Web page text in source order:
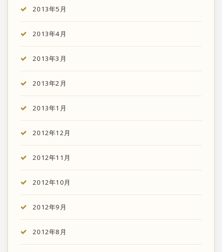
2013年5月
2013年4月
2013年3月
2013年2月
2013年1月
2012年12月
2012年11月
2012年10月
2012年9月
2012年8月